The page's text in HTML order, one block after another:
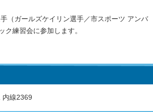
（ガールズケイリン選手／市スポーツ アンバ
練習会に参加します。
線2369